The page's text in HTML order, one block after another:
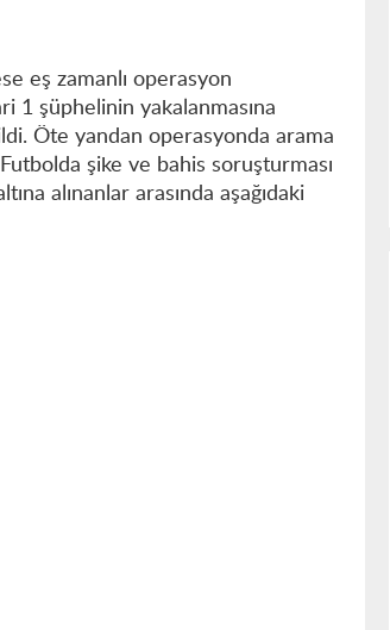
eş zamanlı operasyon
1 şüphelinin yakalanmasına
Öte yandan operasyonda arama
şike ve bahis soruşturması
alınanlar arasında aşağıdaki